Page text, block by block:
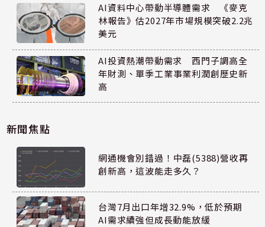
AI資料中心帶動半導體需求 《麥克
林報告》估2027年市場規模突破2.2兆
美元
AI投資熱潮帶動需求 西門子調高全
年財測、單季工業事業利潤創歷史新
高
新聞焦點
網通機會別錯過！中磊(5388)營收再
創新高，這波能走多久？
台灣7月出口年增32.9%，低於預期
AI需求續強但成長動能放緩